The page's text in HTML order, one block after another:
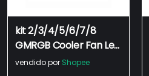
kit 2/3/4/5/6/7/8
GMRGB Cooler Fan Led
RGB 120mm 12cm
vendido por Shopee